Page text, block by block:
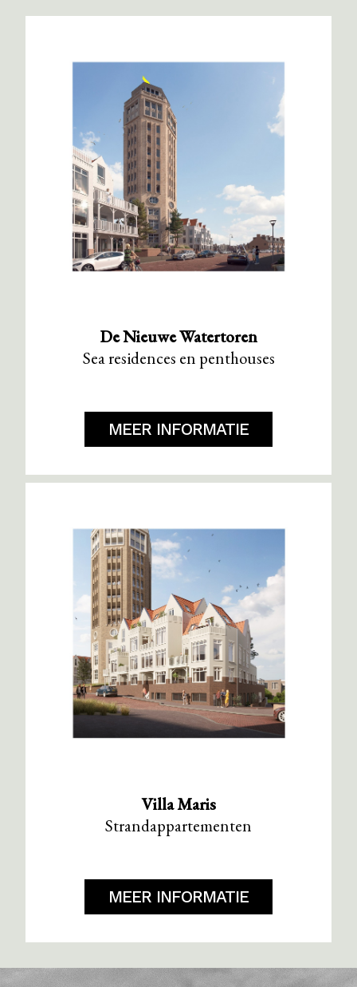
De Nieuwe Watertoren
Sea residences en penthouses
MEER INFORMATIE
Villa Maris
Strandappartementen
MEER INFORMATIE